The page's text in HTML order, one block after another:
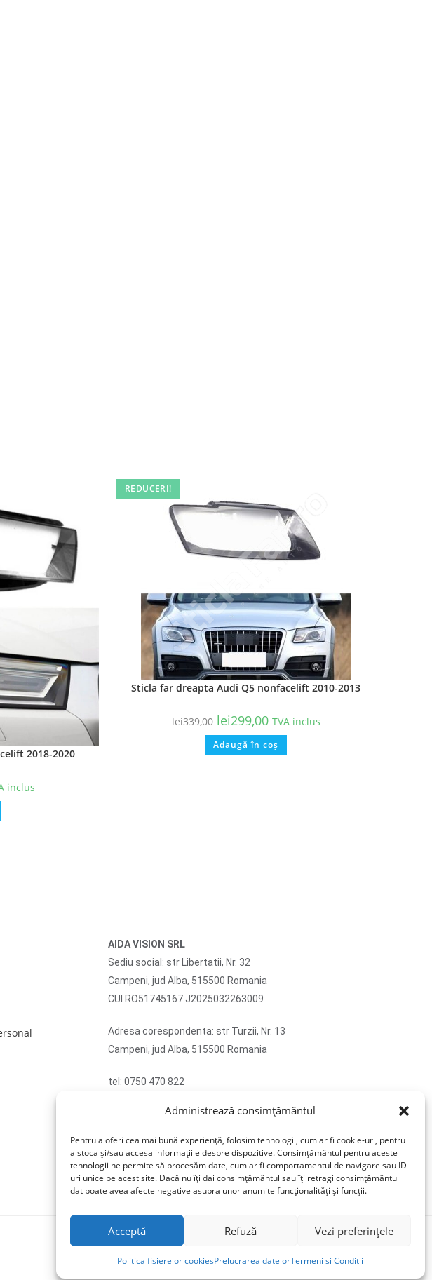
Administrează consimțământul
Pentru a oferi cea mai bună experiență, folosim tehnologii, cum ar fi cookie-uri, pentru
a stoca și/sau accesa informațiile despre dispozitive. Consimțământul pentru aceste
tehnologii ne permite să procesăm date, cum ar fi comportamentul de navigare sau ID-
uri unice pe acest site. Dacă nu îți dai consimțământul sau îți retragi consimțământul
dat poate avea afecte negative asupra unor anumite funcționalități și funcții.
Acceptă Refuză Vezi preferințele
Politica fisierelor cookiesPrelucrarea datelorTermeni si Conditii
2018-2020
inclus
REDUCERI!
Sticla far dreapta Audi Q5 nonfacelift 2010-2013
lei339,00 lei299,00 TVA inclus
Adaugă în coș
AIDA VISION SRL
Sediu social: str Libertatii, Nr. 32
Campeni, jud Alba, 515500 Romania
CUI RO51745167 J2025032263009
Adresa corespondenta: str Turzii, Nr. 13
Campeni, jud Alba, 515500 Romania
tel: 0750 470 822
Nu detinem magazin de prezentare, comenzile se
livreaza exclusiv prin curierat.